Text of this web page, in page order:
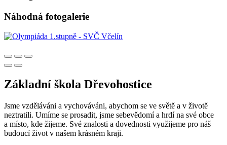
Náhodná fotogalerie
Základní škola Dřevohostice
Jsme vzděláváni a vychováváni, abychom se ve světě a v životě
neztratili. Umíme se prosadit, jsme sebevědomí a hrdí na své obce
a místo, kde žijeme. Své znalosti a dovednosti využijeme pro náš
budoucí život v našem krásném kraji.